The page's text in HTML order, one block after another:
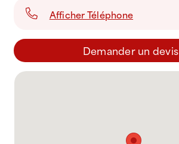
Afficher Téléphone
Demander un devis